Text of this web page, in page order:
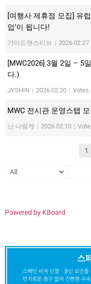
[여행사 제휴점 모집] 유
업’이 됩니다!
가이드맨스티브 | 2026.02.27
[MWC2026] 3월 2일 – 5
다.)
JYSHIN | 2026.02.20 | Votes
MWC 전시관 운영스탭
난 나랑게 | 2026.02.10 |
1
Powered by KBoard